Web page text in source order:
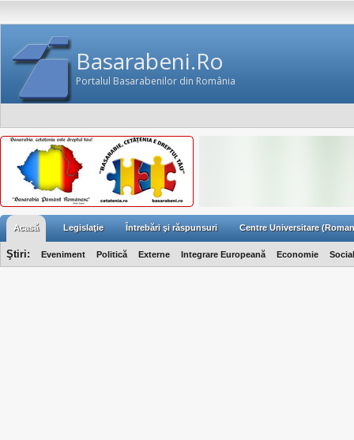
Basarabeni.Ro
Portalul Basarabenilor din România
Acasă Legislaţie Întrebări şi răspunsuri Centre Universitare
Ştiri: Eveniment Politică Externe Integrare Europeană Economie Social